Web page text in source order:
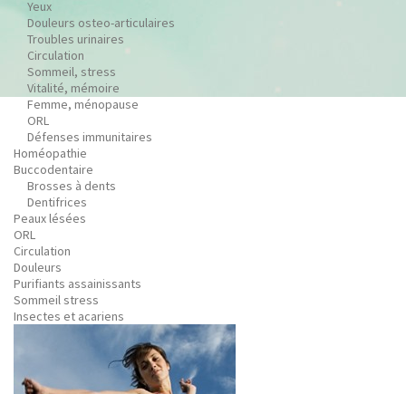
Yeux
Douleurs osteo-articulaires
Troubles urinaires
Circulation
Sommeil, stress
Vitalité, mémoire
Femme, ménopause
ORL
Défenses immunitaires
Homéopathie
Buccodentaire
Brosses à dents
Dentifrices
Peaux lésées
ORL
Circulation
Douleurs
Purifiants assainissants
Sommeil stress
Insectes et acariens